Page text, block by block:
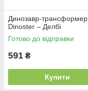
Динозавр-трансформер
Dinoster – Делбі
Готово до відправки
591 ₴
Купити